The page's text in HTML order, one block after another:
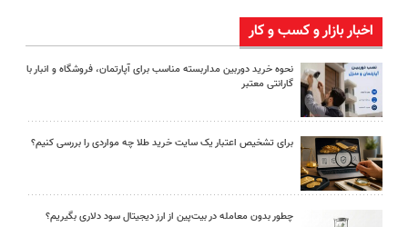
اخبار بازار و کسب و کار
نحوه خرید دوربین مداربسته مناسب برای آپارتمان، فروشگاه و انبار با
گارانتی معتبر
برای تشخیص اعتبار یک سایت خرید طلا چه مواردی را بررسی کنیم؟
چطور بدون معامله در بیت‌پین از ارز دیجیتال سود دلاری بگیریم؟